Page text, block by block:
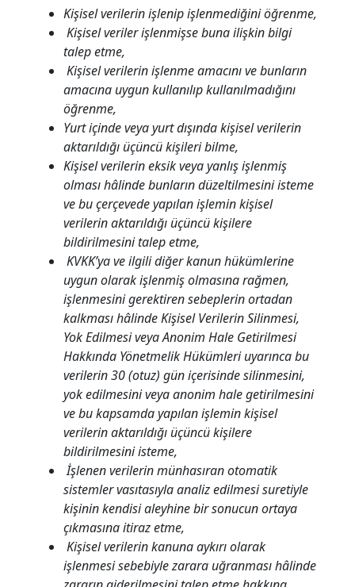
Kişisel verilerin işlenip işlenmediğini öğrenme,
Kişisel veriler işlenmişse buna ilişkin bilgi
talep etme,
Kişisel verilerin işlenme amacını ve bunların
amacına uygun kullanılıp kullanılmadığını
öğrenme,
Yurt içinde veya yurt dışında kişisel verilerin
aktarıldığı üçüncü kişileri bilme,
Kişisel verilerin eksik veya yanlış işlenmiş
olması hâlinde bunların düzeltilmesini isteme
ve bu çerçevede yapılan işlemin kişisel
verilerin aktarıldığı üçüncü kişilere
bildirilmesini talep etme,
KVKK’ya ve ilgili diğer kanun hükümlerine
uygun olarak işlenmiş olmasına rağmen,
işlenmesini gerektiren sebeplerin ortadan
kalkması hâlinde Kişisel Verilerin Silinmesi,
Yok Edilmesi veya Anonim Hale Getirilmesi
Hakkında Yönetmelik Hükümleri uyarınca bu
verilerin 30 (otuz) gün içerisinde silinmesini,
yok edilmesini veya anonim hale getirilmesini
ve bu kapsamda yapılan işlemin kişisel
verilerin aktarıldığı üçüncü kişilere
bildirilmesini isteme,
İşlenen verilerin münhasıran otomatik
sistemler vasıtasıyla analiz edilmesi suretiyle
kişinin kendisi aleyhine bir sonucun ortaya
çıkmasına itiraz etme,
Kişisel verilerin kanuna aykırı olarak
işlenmesi sebebiyle zarara uğranması hâlinde